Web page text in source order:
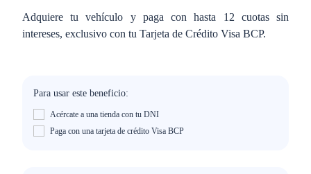
Adquiere tu vehículo y paga con hasta 12 cuotas sin
intereses, exclusivo con tu Tarjeta de Crédito Visa BCP.
Para usar este beneficio:
Acércate a una tienda con tu DNI
Paga con una tarjeta de crédito Visa BCP